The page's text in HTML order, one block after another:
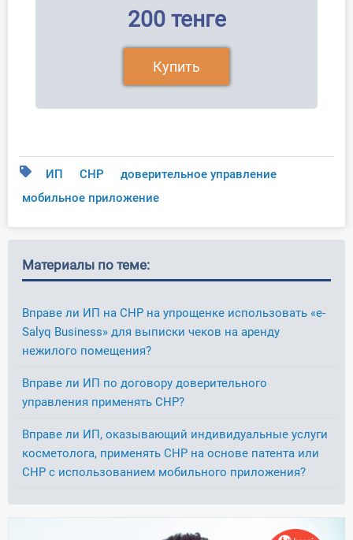
200 тенге
Купить
ИП СНР
доверительное управление
мобильное приложение
Материалы по теме:
Вправе ли ИП на СНР на упрощенке использовать «e-
Salyq Business» для выписки чеков на аренду
нежилого помещения?
Вправе ли ИП по договору доверительного
управления применять СНР?
Вправе ли ИП, оказывающий индивидуальные услуги
косметолога, применять СНР на основе патента или
СНР с использованием мобильного приложения?